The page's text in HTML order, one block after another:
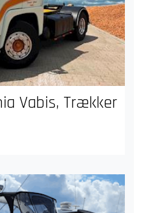
Vabis, Trækker